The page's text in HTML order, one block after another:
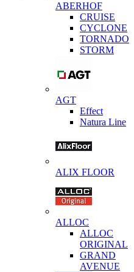
ABERHOF
CRUISE
CYCLONE
TORNADO
STORM
AGT
Effect
Natura Line
ALIX FLOOR
ALLOC
ALLOC
ORIGINAL
GRAND
AVENUE